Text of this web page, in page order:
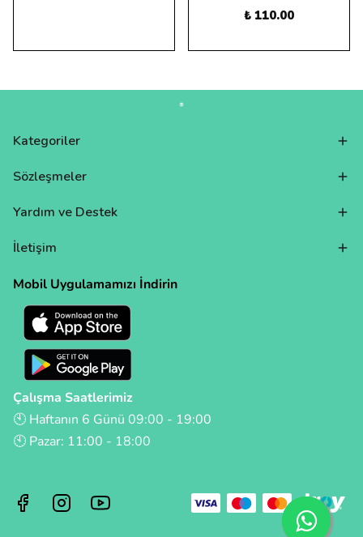
₺ 110.00
Kategoriler
Sözleşmeler
Yardım ve Destek
İletişim
Mobil Uygulamamızı İndirin
Çalışma Saatlerimiz
🕙 Haftanın 6 Günü 09:00 - 19:00
🕙 Pazar: 11:00 - 18:00